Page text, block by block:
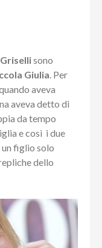
sono
Giulia. Per
aveva
aveva detto di
da tempo
e così i due
un figlio solo
dello